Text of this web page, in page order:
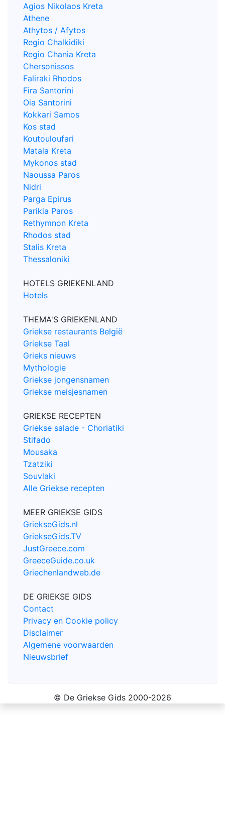
Agios Nikolaos Kreta
Athene
Athytos / Afytos
Regio Chalkidiki
Regio Chania Kreta
Chersonissos
Faliraki Rhodos
Fira Santorini
Oia Santorini
Kokkari Samos
Kos stad
Koutouloufari
Matala Kreta
Mykonos stad
Naoussa Paros
Nidri
Parga Epirus
Parikia Paros
Rethymnon Kreta
Rhodos stad
Stalis Kreta
Thessaloniki
HOTELS GRIEKENLAND
Hotels
THEMA'S GRIEKENLAND
Griekse restaurants België
Griekse Taal
Grieks nieuws
Mythologie
Griekse jongensnamen
Griekse meisjesnamen
GRIEKSE RECEPTEN
Griekse salade - Choriatiki
Stifado
Mousaka
Tzatziki
Souvlaki
Alle Griekse recepten
MEER GRIEKSE GIDS
GriekseGids.nl
GriekseGids.TV
JustGreece.com
GreeceGuide.co.uk
Griechenlandweb.de
DE GRIEKSE GIDS
Contact
Privacy en Cookie policy
Disclaimer
Algemene voorwaarden
Nieuwsbrief
© De Griekse Gids 2000-2026